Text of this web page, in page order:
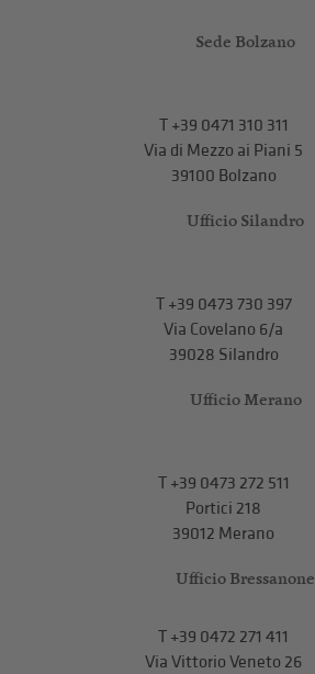
Sede Bolzano
T+39 0471 310 311
Via di Mezzo ai Piani 5
39100 Bolzano
Ufficio Silandro
T+39 0473 730 397
Via Covelano 6/a
39028 Silandro
Ufficio Merano
T+39 0473 272 511
Portici 218
39012 Merano
Ufficio Bressanone
T +39 0472 271 411
Via Vittorio Veneto 26